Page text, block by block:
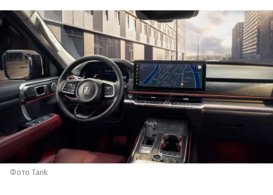
Фото Tank